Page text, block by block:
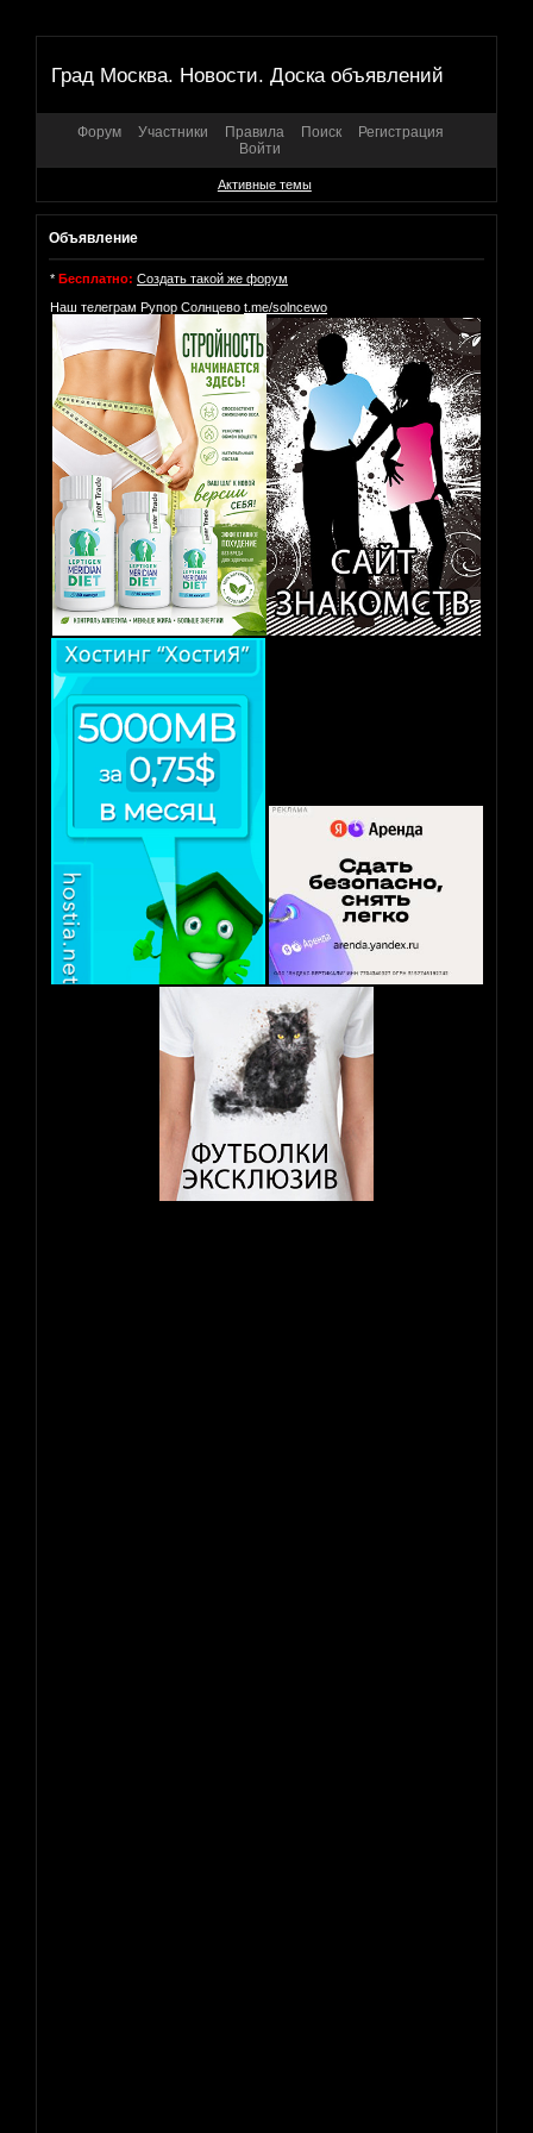
Град Москва. Новости. Доска объявлений
Форум Участники Правила Поиск
Регистрация
Войти
Активные темы
Объявление
* Бесплатно: Создать такой же форум
Наш телеграм Рупор Солнцево t.me/solncewo